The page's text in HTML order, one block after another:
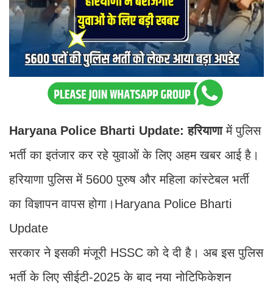
Haryana Police Bharti Update: हरियाणामें पुलिस
भर्ती का इतंजार कर रहे युवाओं के लिए अहम खबर आई है।
हरियाणा पुलिस में 5600 पुरुष और महिला कांस्टेबल भर्ती
का विज्ञापन वापस होगा।Haryana Police Bharti
Update
सरकार ने इसकी मंजूरी HSSC को दे दी है। अब इस पुलिस
भर्ती के लिए सीईटी-2025 के बाद नया नोटिफिकेशन